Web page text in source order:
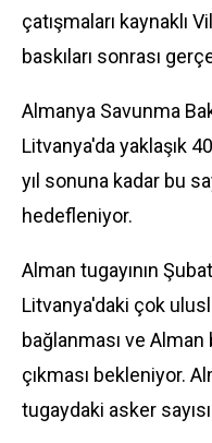
çatışmaları kaynaklı
baskıları sonrası
Almanya Savunma
Litvanya'da yaklaşık
yıl sonuna kadar bu
hedefleniyor.
Alman tugayının
Litvanya'daki çok
bağlanması ve Alman
çıkması bekleniyor.
tugaydaki asker